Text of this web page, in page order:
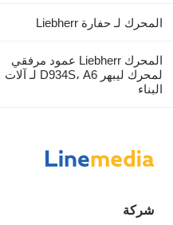
المحرك لـ حفارة Liebherr
المحرك Liebherr عمود مرفقي
لمحرك ليبهر D934S، A6 لـ آلات
البناء
شركة